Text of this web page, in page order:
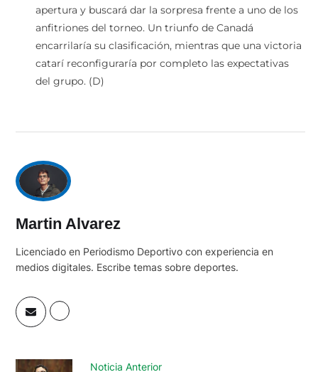
apertura y buscará dar la sorpresa frente a uno de los
anfitriones del torneo. Un triunfo de Canadá
encarrilaría su clasificación, mientras que una victoria
catarí reconfiguraría por completo las expectativas
del grupo. (D)
Martin Alvarez
Licenciado en Periodismo Deportivo con experiencia en
medios digitales. Escribe temas sobre deportes.
Noticia Anterior